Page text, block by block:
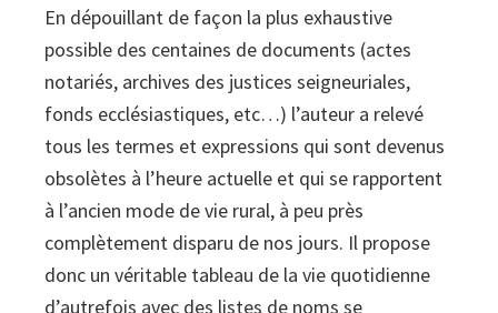
En dépouillant de façon la plus exhaustive
possible des centaines de documents (actes
notariés, archives des justices seigneuriales,
fonds ecclésiastiques, etc…) l’auteur a relevé
tous les termes et expressions qui sont devenus
obsolètes à l’heure actuelle et qui se rapportent
à l’ancien mode de vie rural, à peu près
complètement disparu de nos jours. Il propose
donc un véritable tableau de la vie quotidienne
d’autrefois avec des listes de noms se